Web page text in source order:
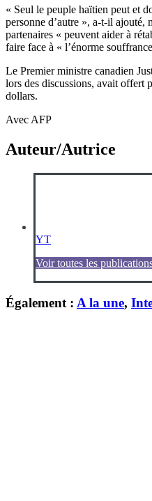
« Seul le peuple haïtien peut et
personne d’autre », a-t-il ajouté,
partenaires « peuvent aider à
faire face à « l’énorme
Le Premier ministre canadien
lors des discussions, avait offert
dollars.
Avec AFP
Auteur/Autrice
YT
Voir toutes les
Également : A la une,